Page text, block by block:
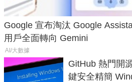
Google 宣布淘汰 Google
用戶全面轉向 Gemini
AI/大數據
GitHub 熱門開
鍵安全精簡